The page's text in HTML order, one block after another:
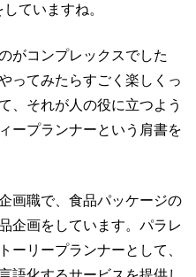
ていますね。
がコンプレックスでした
ってみたらすごく楽しくっ
、それが人の役に立つよう
ープランナーという肩書を
画職で、食品パッケージの
企画をしています。パラレ
ーリープランナーとして、